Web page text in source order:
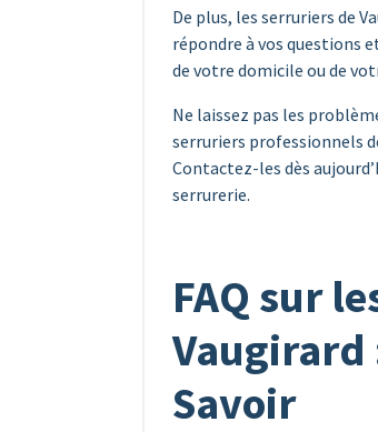
De plus, les serruriers de
répondre à vos questions
de votre domicile ou de
Ne laissez pas les
serruriers professionnels
Contactez-les dès
serrurerie.
FAQ sur
Vaugirard
Savoir